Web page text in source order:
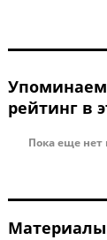
рейтинг в
Пока еще нет